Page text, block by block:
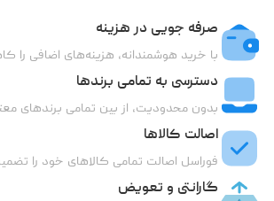
صرفه جویی در هزینه
با خرید هوشمندانه، هزینه‌های اضافی را
دسترسی به تمامی برندها
بدون محدودیت، از بین تمامی برندهای
اصالت کالاها
فوراسل اصالت تمامی کالاهای خود را
گارانتی و تعویض